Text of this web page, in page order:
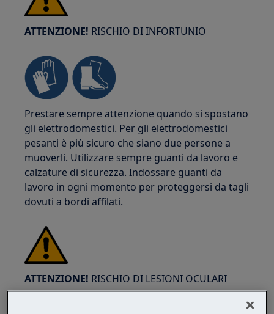
ATTENZIONE! RISCHIO DI INFORTUNIO
Prestare sempre attenzione quando si spostano
gli elettrodomestici. Per gli elettrodomestici
pesanti è più sicuro che siano due persone a
muoverli. Utilizzare sempre guanti da lavoro e
calzature di sicurezza. Indossare guanti da
lavoro in ogni momento per proteggersi da tagli
dovuti a bordi affilati.
ATTENZIONE! RISCHIO DI LESIONI OCULARI